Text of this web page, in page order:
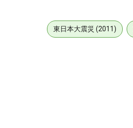
東日本大震災 (2011)